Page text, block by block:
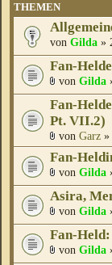
THEMEN
von Gilda »
Fan-
von Gilda
Fan-
Pt. VII.2)
von Garz »
Fan-
von Gilda
Asira,
von Gilda
Fan-
von Gilda